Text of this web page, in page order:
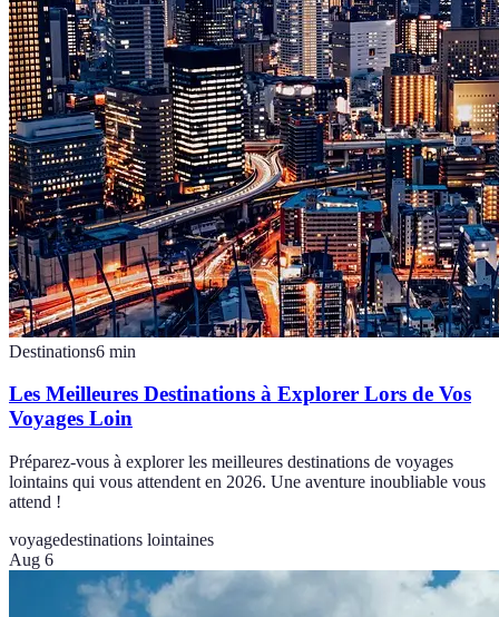
Destinations6 min
Les Meilleures Destinations à Explorer Lors de Vos
Voyages Loin
Préparez-vous à explorer les meilleures destinations de voyages
lointains qui vous attendent en 2026. Une aventure inoubliable vous
attend !
voyagedestinations lointaines
Aug 6